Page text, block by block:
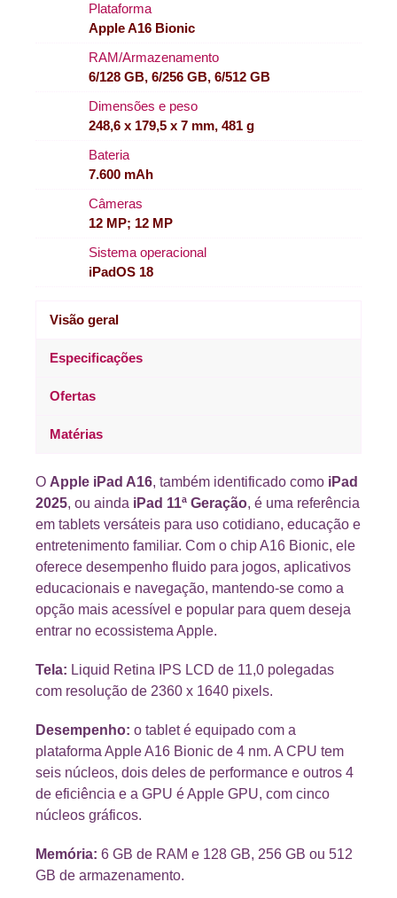
Plataforma
Apple A16 Bionic
RAM/Armazenamento
6/128 GB, 6/256 GB, 6/512 GB
Dimensões e peso
248,6 x 179,5 x 7 mm, 481 g
Bateria
7.600 mAh
Câmeras
12 MP; 12 MP
Sistema operacional
iPadOS 18
Visão geral
Especificações
Ofertas
Matérias
O Apple iPad A16, também identificado como iPad
2025, ou ainda iPad 11ª Geração, é uma referência
em tablets versáteis para uso cotidiano, educação e
entretenimento familiar. Com o chip A16 Bionic, ele
oferece desempenho fluido para jogos, aplicativos
educacionais e navegação, mantendo-se como a
opção mais acessível e popular para quem deseja
entrar no ecossistema Apple.
Tela: Liquid Retina IPS LCD de 11,0 polegadas
com resolução de 2360 x 1640 pixels.
Desempenho: o tablet é equipado com a
plataforma Apple A16 Bionic de 4 nm. A CPU tem
seis núcleos, dois deles de performance e outros 4
de eficiência e a GPU é Apple GPU, com cinco
núcleos gráficos.
Memória: 6 GB de RAM e 128 GB, 256 GB ou 512
GB de armazenamento.